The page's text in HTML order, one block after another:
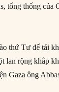
tổng thống của
thứ Tư để tái
lan rộng khắp
Gaza ông